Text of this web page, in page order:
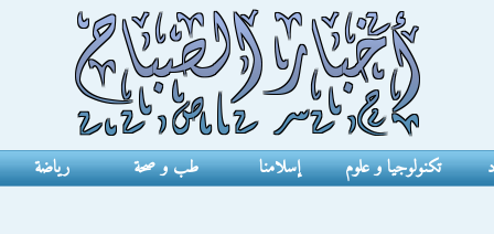
تكنولوجيا و علوم إسلامنا طب و صحة رياضة